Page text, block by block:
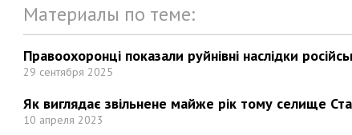
Материалы по теме:
Правоохоронці показали руйнівні наслідки
29 сентября 2025
Як виглядає звільнене майже рік тому селище
10 апреля 2023